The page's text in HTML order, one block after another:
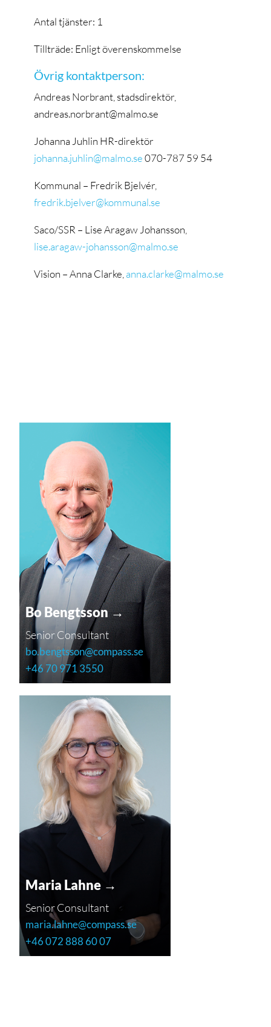
Antal tjänster: 1
Tillträde: Enligt överenskommelse
Övrig kontaktperson:
Andreas Norbrant, stadsdirektör,
andreas.norbrant@malmo.se
Johanna Juhlin HR-direktör
johanna.juhlin@malmo.se070-787 59 54
Kommunal – Fredrik Bjelvér,
fredrik.bjelver@kommunal.se
Saco/SSR – Lise Aragaw Johansson,
lise.aragaw-johansson@malmo.se
Vision – Anna Clarke, anna.clarke@malmo.se
Bo Bengtsson →
Senior Consultant
bo.bengtsson@compass.se
+46 70 971 3550
Maria Lahne →
Senior Consultant
maria.lahne@compass.se
+46 072 888 60 07